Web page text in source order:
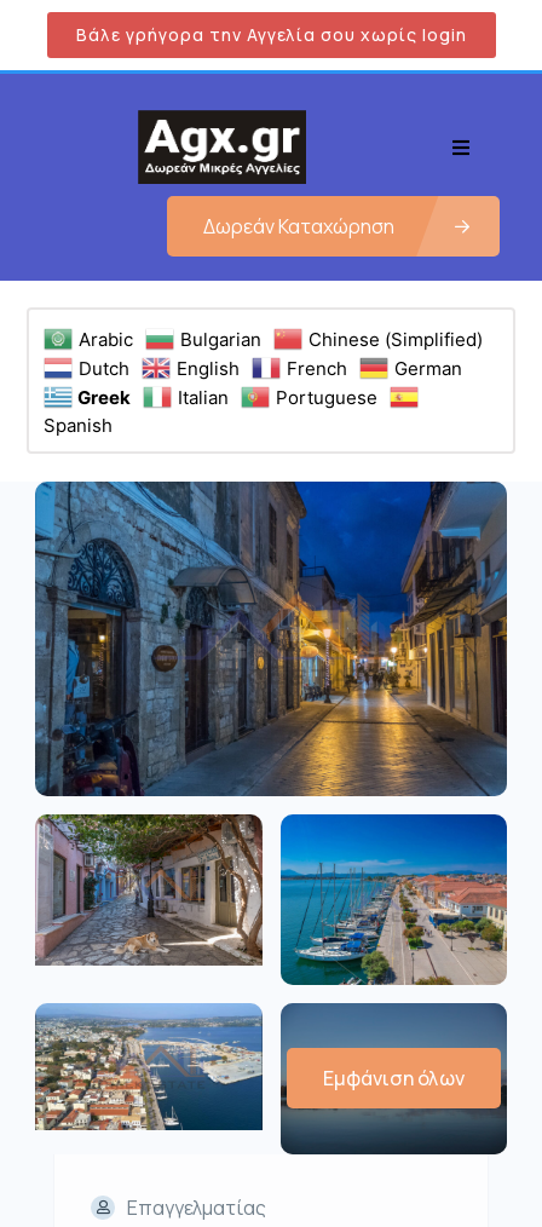
Βάλε γρήγορα την Αγγελία σου χωρίς login
Δωρεάν Καταχώρηση
Arabic Bulgarian
Chinese (Simplified)
Dutch
English French
German
Greek
Italian
Portuguese
Spanish
Εμφάνιση όλων
Επαγγελματίας